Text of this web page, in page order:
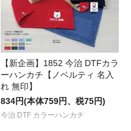
【新企画】1852 今治 DTFカラ
ーハンカチ【ノベルティ 名入
れ 無印】
834円(本体759円、税75円)
今治 DTF カラーハンカチ